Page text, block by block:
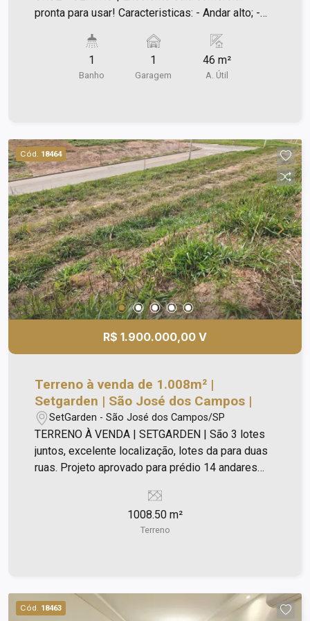
pronta para usar! Caracteristicas: - Andar alto; -
vaga de garagem. Agende uma vista!
1
Banho
1
Garagem
46 m²
A. Útil
Cód. 18464
R$ 1.900.000,00 V
Terreno à venda de 1.008m² |
Setgarden | São José dos Campos |
SetGarden - São José dos Campos/SP
TERRENO À VENDA | SETGARDEN | São 3 lotes
juntos, excelente localização, lotes da para duas
ruas. Projeto aprovado para prédio 14 andares
1008.50 m²
Terreno
Cód. 18463